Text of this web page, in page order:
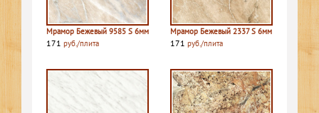
Мрамор Бежевый 9585 S 6мм
171 руб./плита
Мрамор Бежевый 2337 S 6мм
171 руб./плита